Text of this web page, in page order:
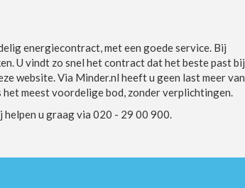
energiecontract, met een goede service. Bij
U vindt zo snel het contract dat het beste past bij
website. Via Minder.nl heeft u geen last meer van
meest voordelige bod, zonder verplichtingen.
helpen u graag via 020 - 29 00 900.